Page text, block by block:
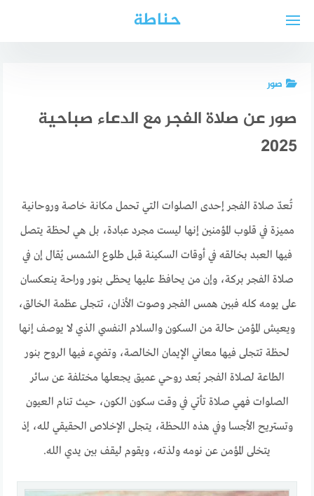
حناطة
صور
صور عن صلاة الفجر مع الدعاء صباحية
2025
تُعدّ صلاة الفجر إحدى الصلوات التي تحمل مكانة خاصة وروحانية
مميزة في قلوب المؤمنين إنها ليست مجرد عبادة، بل هي لحظة يتصل
فيها العبد بخالقه في أوقات السكينة قبل طلوع الشمس يُقال إن في
صلاة الفجر بركة، وإن من يحافظ عليها يحظى بنور وراحة ينعكسان
على يومه كله فبين همس الفجر وصوت الأذان، تتجلى عظمة الخالق،
ويعيش المؤمن حالة من السكون والسلام النفسي الذي لا يوصف إنها
لحظة تتجلى فيها معاني الإيمان الخالصة، وتضيء فيها الروح بنور
الطاعة لصلاة الفجر بُعد روحي عميق يجعلها مختلفة عن سائر
الصلوات فهي صلاة تأتي في وقت سكون الكون، حيث تنام العيون
وتستريح الأجسا وفي هذه اللحظة، يتجلى الإخلاص الحقيقي لله، إذ
يتخلى المؤمن عن نومه ولذته، ويقوم ليقف بين يدي الله.